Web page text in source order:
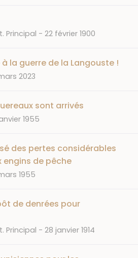
Principal DATE
22 février 1900
la guerre de la Langouste !
2023
sont arrivés
1955
des pertes considérables
de pêche
1955
de denrées pour
Principal DATE
28 janvier 1914